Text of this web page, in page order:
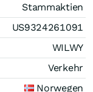
Stammaktien
US9324261091
WILWY
Verkehr
Norwegen